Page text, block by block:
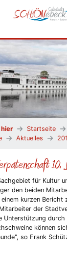
hier Startseite
Aktuelles
10.
für Kultur
den beiden
kurzen Bericht
der
Unterstützung durch
können
so Frank